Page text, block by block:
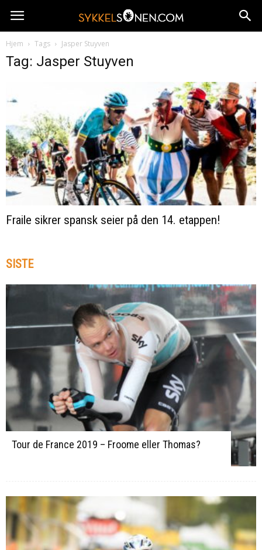
Hjem Tags Jasper Stuyven
Tag: Jasper Stuyven
Fraile sikrer spansk seier på den 14. etappen!
SISTE
Tour de France 2019 – Froome eller Thomas?